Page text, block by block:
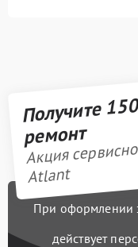
Получите
ремонт
Акция
Atlant
При оформлении
действует